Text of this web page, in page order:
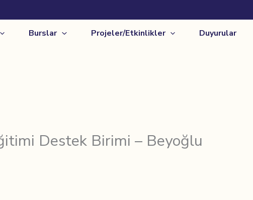
Burslar Projeler/Etkinlikler Duyurular
Destek Birimi – Beyoğlu